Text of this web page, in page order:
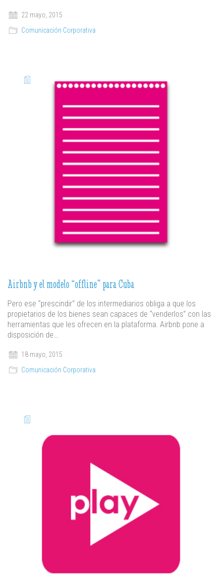
22 mayo, 2015
Comunicación Corporativa
Airbnb y el modelo “offline” para Cuba
Pero ese “prescindir” de los intermediarios obliga a que los
propietarios de los bienes sean capaces de “venderlos” con las
herramientas que les ofrecen en la plataforma. Airbnb pone a
disposición de…
18 mayo, 2015
Comunicación Corporativa